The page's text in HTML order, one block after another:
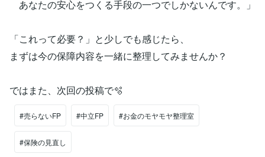
あなたの安心をつくる手段の一つでしかないんです。」
「これって必要？」と少しでも感じたら、
まずは今の保障内容を一緒に整理してみませんか？
ではまた、次回の投稿で🫧
#売らないFP #中立FP #お金のモヤモヤ整理室
#保険の見直し